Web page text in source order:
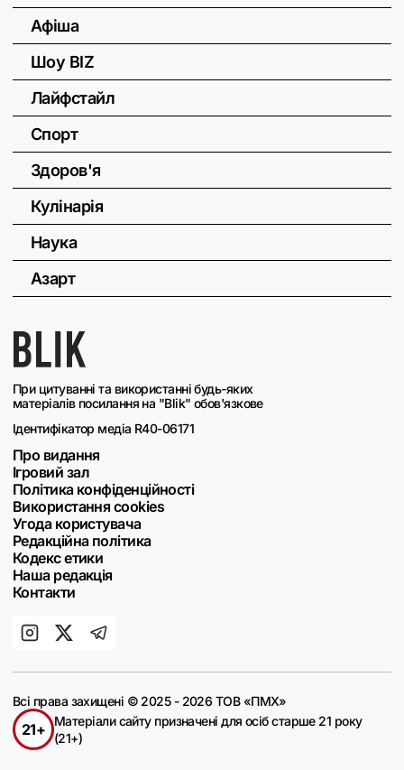
При цитуванні та використанні будь-яких
матеріалів посилання на "Blik" обов'язкове
Ідентифікатор медіа R40-06171
Про видання
Ігровий зал
Політика конфіденційності
Використання cookies
Угода користувача
Редакційна політика
Кодекс етики
Наша редакція
Контакти
Афіша
Шоу BIZ
Лайфстайл
Спорт
Здоров'я
Кулінарія
Наука
Азарт
Всі права захищені © 2025 - 2026 ТОВ «ПМХ»
21+
Матеріали сайту призначені для осіб старше 21 року
(21+)